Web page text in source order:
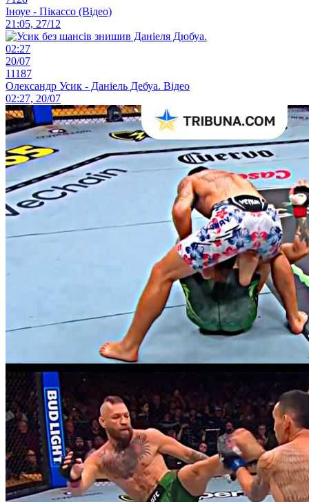
Іноуе - Пікассо (Відео)
21:05, 27/12
02:27
20/07
11187
Олександр Усик - Даніель Дебуа. Відео
02:27, 20/07